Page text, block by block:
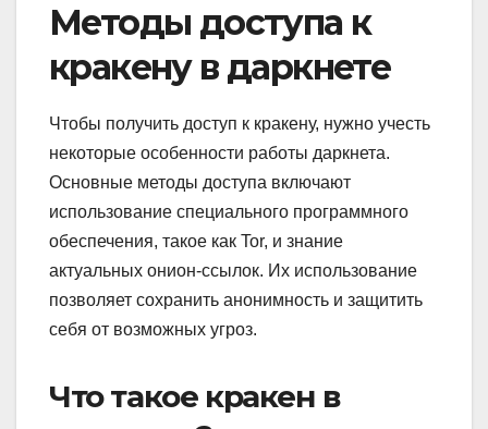
Методы доступа к
кракену в даркнете
Чтобы получить доступ к кракену, нужно учесть
некоторые особенности работы даркнета.
Основные методы доступа включают
использование специального программного
обеспечения, такое как Tor, и знание
актуальных онион-ссылок. Их использование
позволяет сохранить анонимность и защитить
себя от возможных угроз.
Что такое кракен в